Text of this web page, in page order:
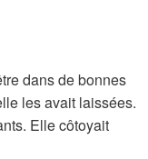
dans de bonnes
les avait laissées.
Elle côtoyait